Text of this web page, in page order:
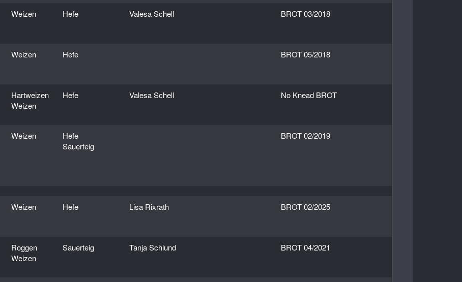
Weizen Hefe Valesa Schell BROT 03/2018
Weizen Hefe BROT 05/2018
Hartweizen
Weizen
Hefe Valesa Schell No Knead BROT
Weizen
Hefe
Sauerteig
BROT 02/2019
Weizen Hefe Lisa Rixrath BROT 02/2025
Roggen
Weizen
Sauerteig Tanja Schlund BROT 04/2021